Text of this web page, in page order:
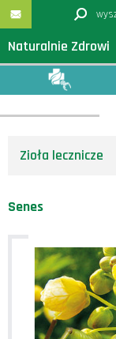
Naturalnie Zdrowi
Zioła lecznicze
Senes